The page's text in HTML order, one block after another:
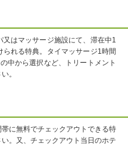
はマッサージ施設にて、滞在中1
れる特典。タイマッサージ1時間
中から選択など、トリートメント
。
に無料でチェックアウトできる特
。又、チェックアウト当日のホテ